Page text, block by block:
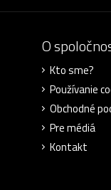
O
Kto sme?
Používanie
Obchodné
Pre médiá
Kontakt